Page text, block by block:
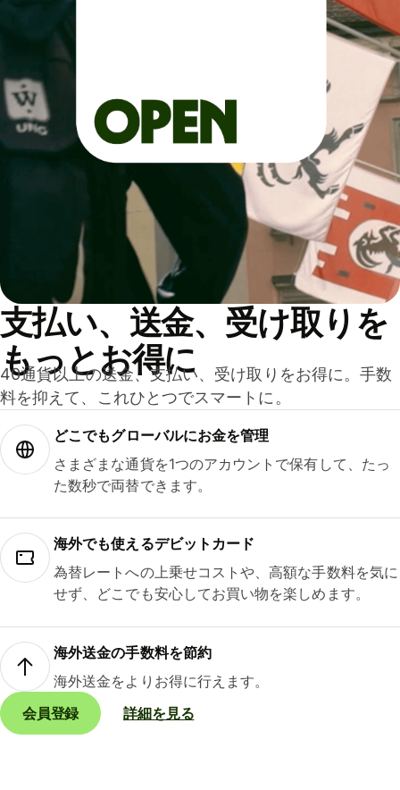
支払い、送金、受け取りを
もっとお得に
40通貨以上の送金、支払い、受け取りをお得に。手数
料を抑えて、これひとつでスマートに。
どこでもグ⁠ロ⁠ー⁠バ⁠ルにお金を管理
さまざまな通貨を1つのアカウントで保有して、たっ
た数秒で両替できます。
海外でも使えるデビットカード
為替レートへの上乗せコストや、高額な手数料を気に
せず、どこでも安心してお買い物を楽しめます。
海外送金の手数料を節約
海外送金をよりお得に行えます。
会員登録
詳細を見る